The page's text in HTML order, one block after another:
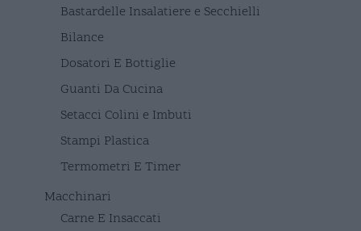
Bastardelle Insalatiere e Secchielli
Bilance
Dosatori E Bottiglie
Guanti Da Cucina
Setacci Colini e Imbuti
Stampi Plastica
Termometri E Timer
Macchinari
Carne E Insaccati